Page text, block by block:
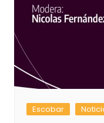
Escobar